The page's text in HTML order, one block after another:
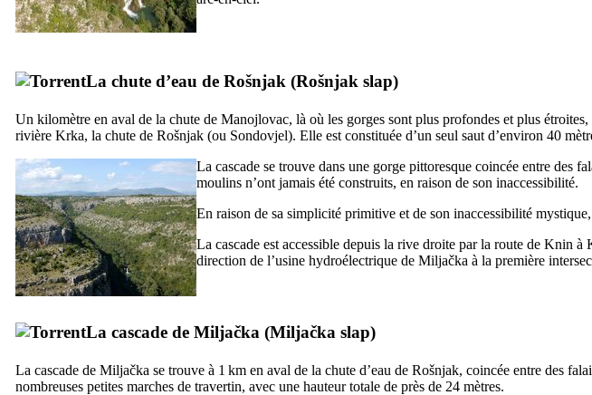
La chute d’eau de Rošnjak (Rošnjak slap)
Un kilomètre en aval de la chute de Manojlovac, là où les gorges sont plus profondes et plus
rivière Krka, la chute de Rošnjak (ou Sondovjel). Elle est constituée d’un seul saut d’environ 40
La cascade se trouve dans une gorge pittoresque coincée entre des
moulins n’ont jamais été construits, en raison de son inaccessibilité.
En raison de sa simplicité primitive et de son inaccessibilité
La cascade est accessible depuis la rive droite par la route de Knin à
direction de l’usine hydroélectrique de Miljačka à la première
La cascade de Miljačka (Miljačka slap)
La cascade de Miljačka se trouve à 1 km en aval de la chute d’eau de Rošnjak, coincée entre des
nombreuses petites marches de travertin, avec une hauteur totale de près de 24 mètres.